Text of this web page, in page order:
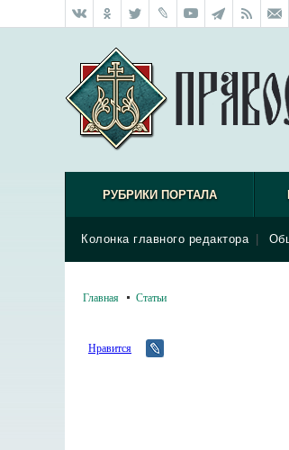
РУБРИКИ ПОРТАЛА
Колонка главного редактора
Главная Статьи
Нравится